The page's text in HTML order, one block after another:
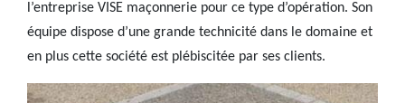
l’entreprise VISE maçonnerie pour ce type d’opération. Son
équipe dispose d’une grande technicité dans le domaine et
en plus cette société est plébiscitée par ses clients.